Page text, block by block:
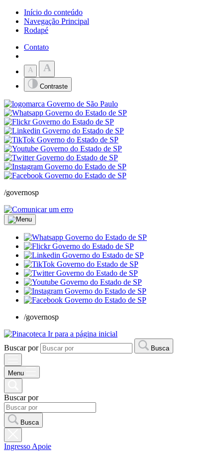
Início do conteúdo
Navegação Principal
Rodapé
Contato
A A
Contraste
/governosp
/governosp
Ir para a página inicial
Buscar por
Busca
Menu
Buscar por
Busca
Ingresso Apoie